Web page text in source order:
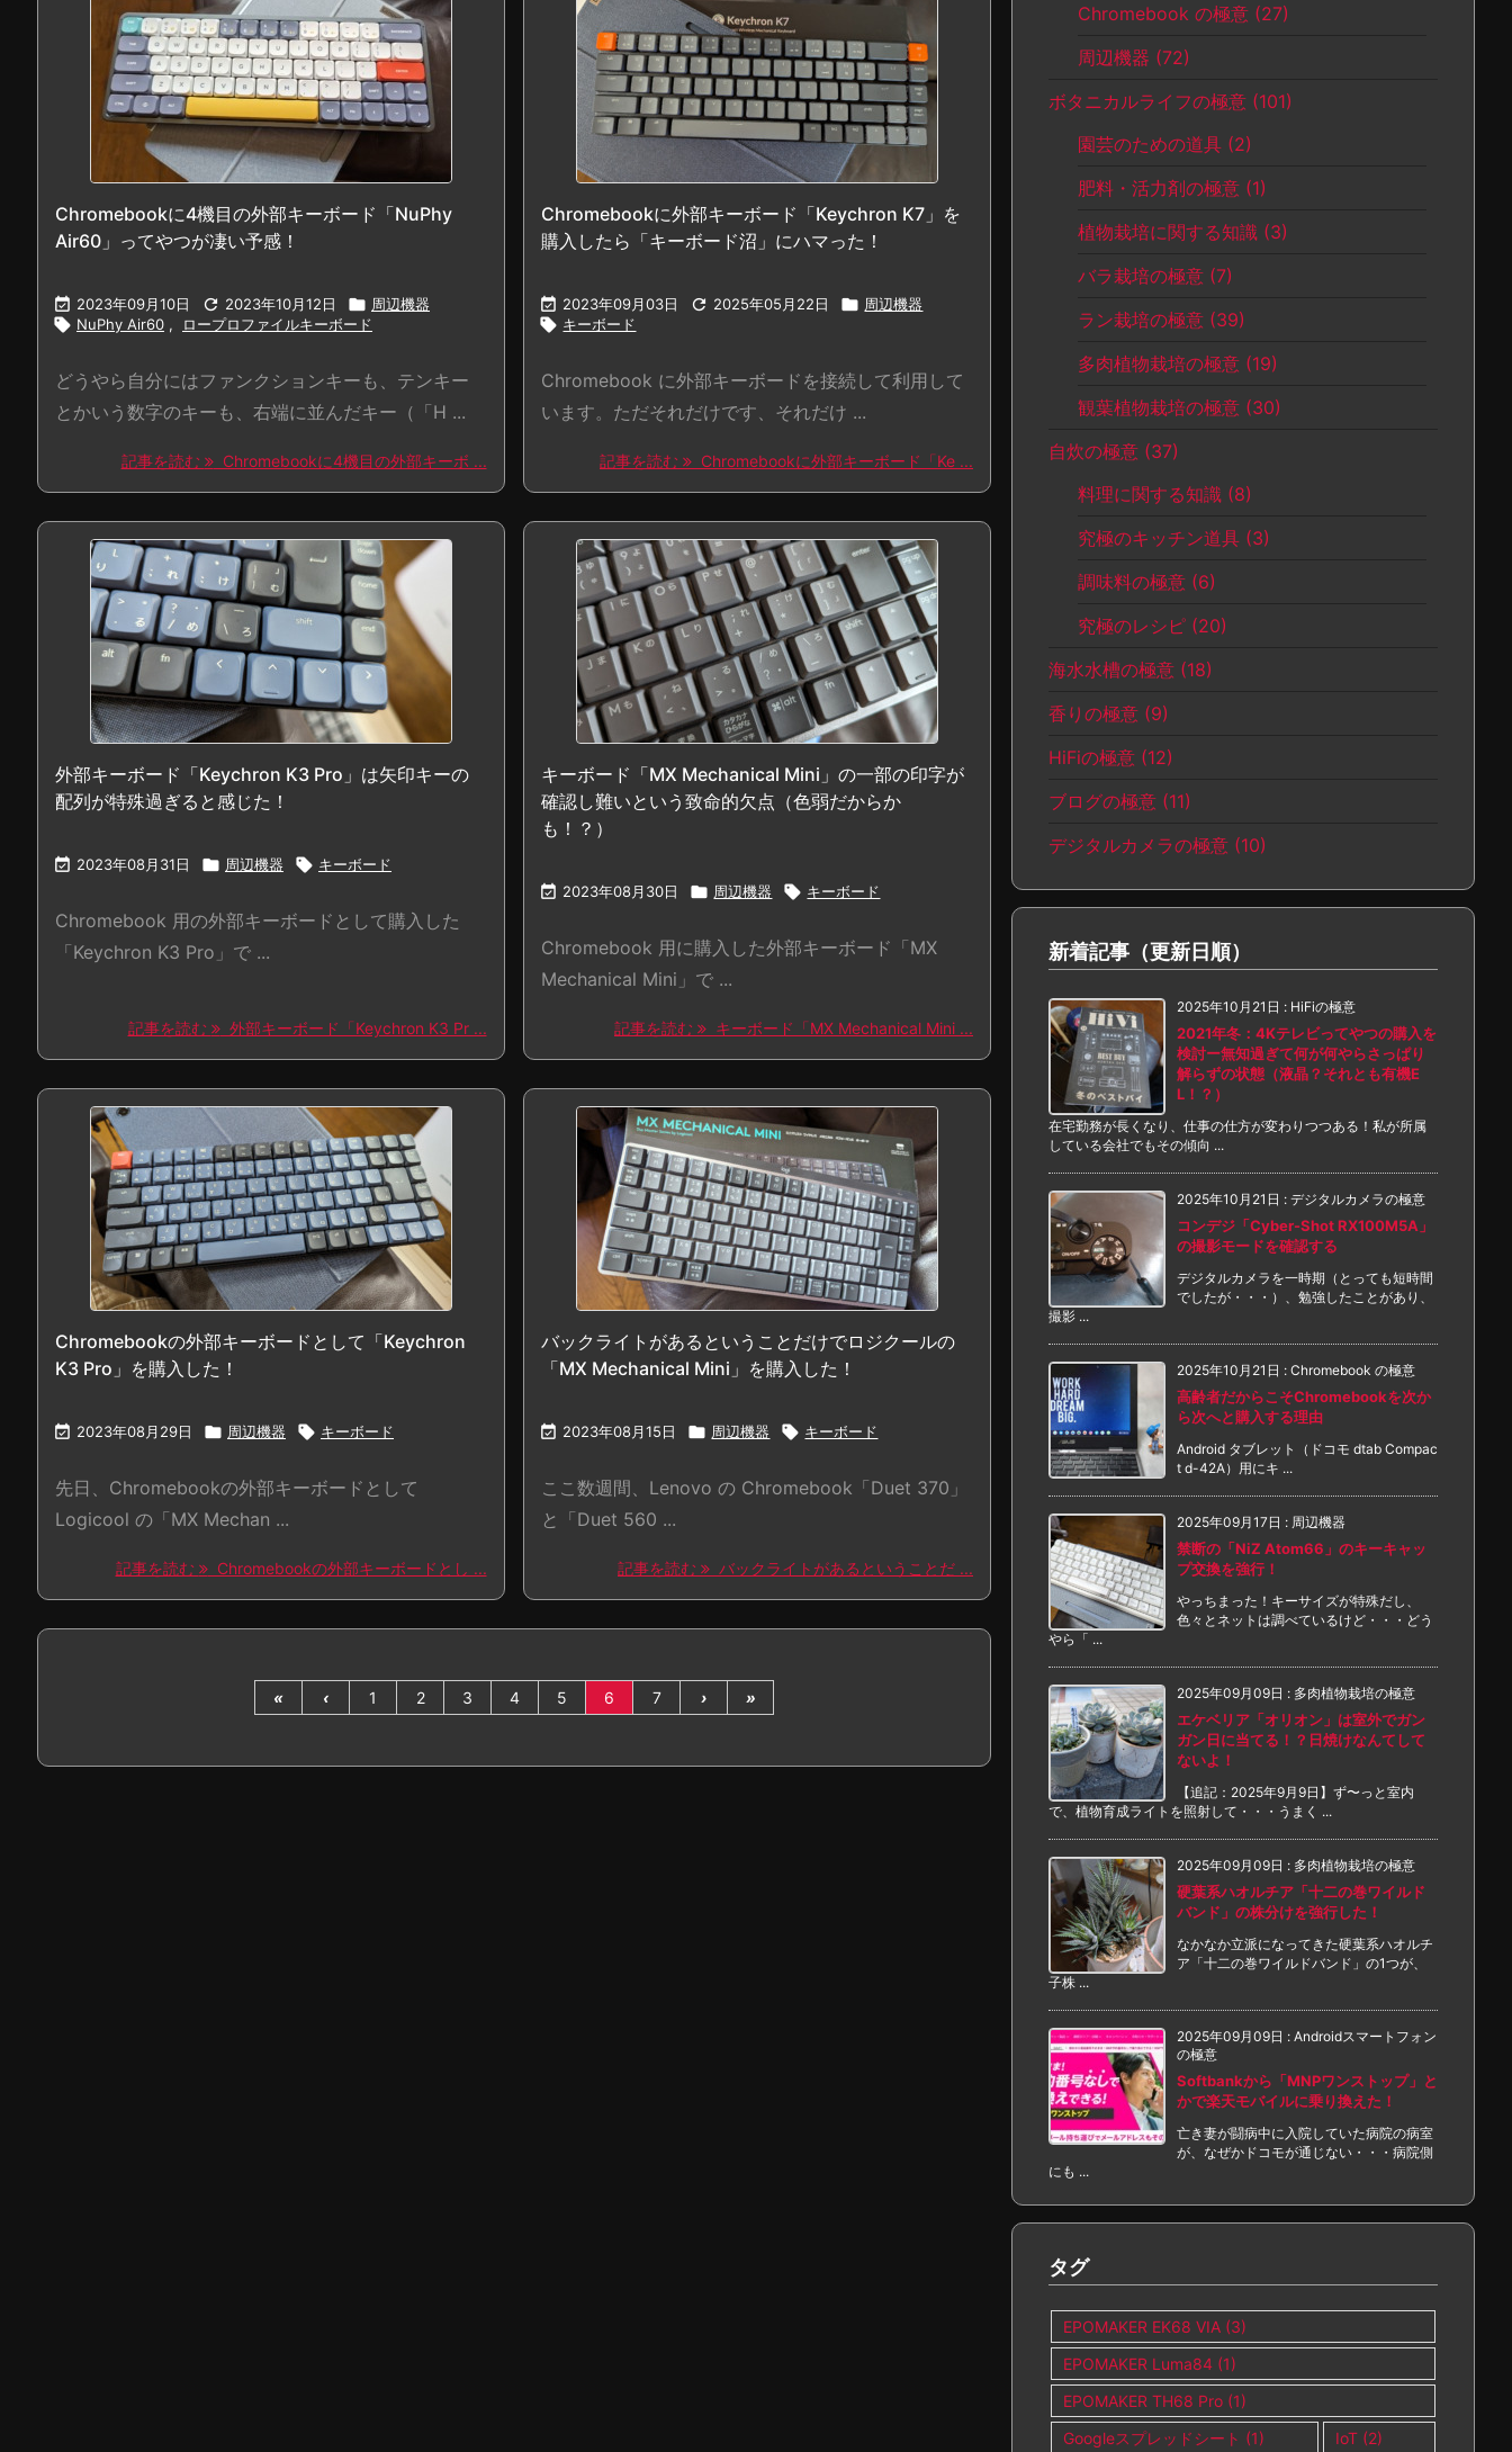
Chromebookに4機目の外部キーボード「NuPhy
Air60」ってやつが凄い予感！
 2023年09月10日  2023年10月12日  周辺機器
 NuPhy Air60 , ロープロファイルキーボード
どうやら自分にはファンクションキーも、テンキー
とかいう数字のキーも、右端に並んだキー（「H ...
記事を読む Chromebookに4機目の外部キーボ ...
Chromebookに外部キーボード「Keychron K7」を
購入したら「キーボード沼」にハマった！
 2023年09月03日  2025年05月22日  周辺機器
 キーボード
Chromebook に外部キーボードを接続して利用して
います。ただそれだけです、それだけ ...
記事を読む Chromebookに外部キーボード「Ke ...
外部キーボード「Keychron K3 Pro」は矢印キーの
配列が特殊過ぎると感じた！
 2023年08月31日  周辺機器  キーボード
Chromebook 用の外部キーボードとして購入した
「Keychron K3 Pro」で ...
記事を読む 外部キーボード「Keychron K3 Pr ...
キーボード「MX Mechanical Mini」の一部の印字が
確認し難いという致命的欠点（色弱だからか
も！？）
 2023年08月30日  周辺機器  キーボード
Chromebook 用に購入した外部キーボード「MX
Mechanical Mini」で ...
記事を読む キーボード「MX Mechanical Mini ...
Chromebookの外部キーボードとして「Keychron
K3 Pro」を購入した！
 2023年08月29日  周辺機器  キーボード
先日、Chromebookの外部キーボードとして
Logicool の「MX Mechan ...
記事を読む Chromebookの外部キーボードとし ...
バックライトがあるということだけでロジクールの
「MX Mechanical Mini」を購入した！
 2023年08月15日  周辺機器  キーボード
ここ数週間、Lenovo の Chromebook「Duet 370」
と「Duet 560 ...
記事を読む バックライトがあるということだ ...
« ‹ 1 2 3 4 5 6 7 › »
Chromebook の極意 (27)
周辺機器 (72)
ボタニカルライフの極意 (101)
園芸のための道具 (2)
肥料・活力剤の極意 (1)
植物栽培に関する知識 (3)
バラ栽培の極意 (7)
ラン栽培の極意 (39)
多肉植物栽培の極意 (19)
観葉植物栽培の極意 (30)
自炊の極意 (37)
料理に関する知識 (8)
究極のキッチン道具 (3)
調味料の極意 (6)
究極のレシピ (20)
海水水槽の極意 (18)
香りの極意 (9)
HiFiの極意 (12)
ブログの極意 (11)
デジタルカメラの極意 (10)
新着記事（更新日順）
2025年10月21日 : HiFiの極意
2021年冬：4Kテレビってやつの購入を
検討ー無知過ぎて何が何やらさっぱり
解らずの状態（液晶？それとも有機E
L！？）
在宅勤務が長くなり、仕事の仕方が変わりつつある！私が所属
している会社でもその傾向 ...
2025年10月21日 : デジタルカメラの極意
コンデジ「Cyber-Shot RX100M5A」
の撮影モードを確認する
デジタルカメラを一時期（とっても短時間
でしたが・・・）、勉強したことがあり、
撮影 ...
2025年10月21日 : Chromebook の極意
高齢者だからこそChromebookを次か
ら次へと購入する理由
Android タブレット（ドコモ dtab Compac
t d-42A）用にキ ...
2025年09月17日 : 周辺機器
禁断の「NiZ Atom66」のキーキャッ
プ交換を強行！
やっちまった！キーサイズが特殊だし、
色々とネットは調べているけど・・・どう
やら「 ...
2025年09月09日 : 多肉植物栽培の極意
エケベリア「オリオン」は室外でガン
ガン日に当てる！？日焼けなんてして
ないよ！
【追記：2025年9月9日】ず〜っと室内
で、植物育成ライトを照射して・・・うまく ...
2025年09月09日 : 多肉植物栽培の極意
硬葉系ハオルチア「十二の巻ワイルド
バンド」の株分けを強行した！
なかなか立派になってきた硬葉系ハオルチ
ア「十二の巻ワイルドバンド」の1つが、
子株 ...
2025年09月09日 : Androidスマートフォン
の極意
Softbankから「MNPワンストップ」と
かで楽天モバイルに乗り換えた！
亡き妻が闘病中に入院していた病院の病室
が、なぜかドコモが通じない・・・病院側
にも ...
タグ
EPOMAKER EK68 VIA (3)
EPOMAKER Luma84 (1)
EPOMAKER TH68 Pro (1)
Googleスプレッドシート (1) IoT(2)